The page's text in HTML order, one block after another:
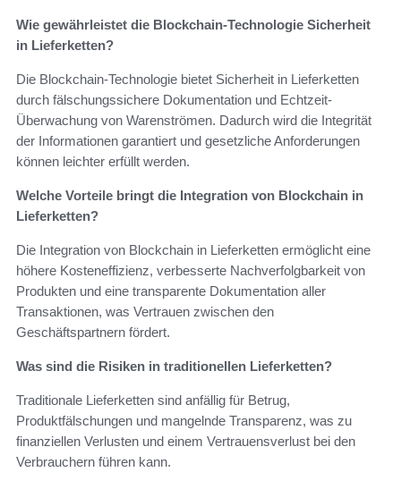
Wie gewährleistet die Blockchain-Technologie Sicherheit
in Lieferketten?
Die Blockchain-Technologie bietet Sicherheit in Lieferketten
durch fälschungssichere Dokumentation und Echtzeit-
Überwachung von Warenströmen. Dadurch wird die Integrität
der Informationen garantiert und gesetzliche Anforderungen
können leichter erfüllt werden.
Welche Vorteile bringt die Integration von Blockchain in
Lieferketten?
Die Integration von Blockchain in Lieferketten ermöglicht eine
höhere Kosteneffizienz, verbesserte Nachverfolgbarkeit von
Produkten und eine transparente Dokumentation aller
Transaktionen, was Vertrauen zwischen den
Geschäftspartnern fördert.
Was sind die Risiken in traditionellen Lieferketten?
Traditionale Lieferketten sind anfällig für Betrug,
Produktfälschungen und mangelnde Transparenz, was zu
finanziellen Verlusten und einem Vertrauensverlust bei den
Verbrauchern führen kann.